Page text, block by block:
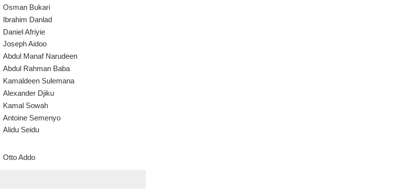
Osman Bukari
Ibrahim Danlad
Daniel Afriyie
Joseph Aidoo
Abdul Manaf Narudeen
Abdul Rahman Baba
Kamaldeen Sulemana
Alexander Djiku
Kamal Sowah
Antoine Semenyo
Alidu Seidu
Otto Addo